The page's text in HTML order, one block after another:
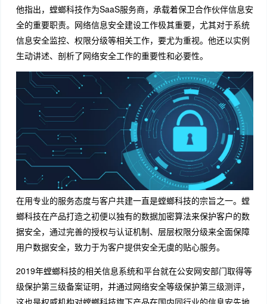
他指出，螳螂科技作为SaaS服务商，承载着保卫合作伙伴信息安
全的重要职责。网络信息安全建设工作极其重要，尤其对于系统
信息安全监控、权限分级等相关工作，要尤为重视。他还以实例
生动讲述、剖析了网络安全工作的重要性和必要性。
在用专业的服务态度与客户共建一直是螳螂科技的宗旨之一。螳
螂科技在产品打造之初便以独有的数据加密算法来保护客户的数
据安全，通过完善的授权与认证机制、层层权限分级来全面保障
用户数据安全，致力于为客户提供安全无虞的贴心服务。
2019年螳螂科技的相关信息系统和平台就在公安网安部门取得等
级保护第三级备案证明，并通过网络安全等级保护第三级测评，
这也是权威机构对螳螂科技旗下产品在国内同行业的信息安先地